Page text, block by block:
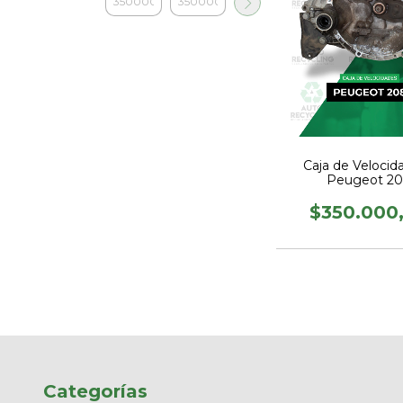
Caja de
Peugeot
Categorías